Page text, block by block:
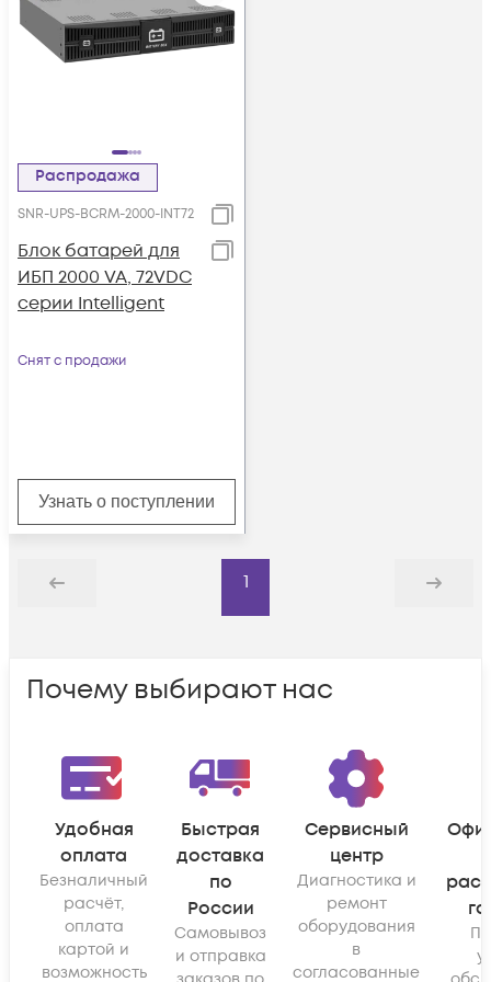
Распродажа
SNR-UPS-BCRM-2000-INT72
Блок батарей для
ИБП 2000 VA, 72VDC
серии Intelligent
Снят с продажи
Узнать о поступлении
Назад
1
Дальше
Почему выбирают нас
Удобная
оплата
Безналичный
расчёт,
оплата
картой и
возможность
Быстрая
доставка
по
России
Самовывоз
и отправка
Сервисный
центр
Диагностика и
ремонт
оборудования
в
согласованные